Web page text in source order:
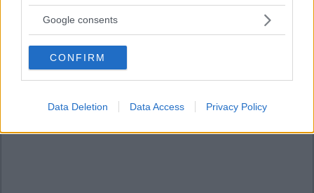
not limited to your visit or usage behaviour. You may click to
use your data for below specified purposes in below Google
consent section.
Google consents
CONFIRM
Data Deletion Data Access Privacy Policy